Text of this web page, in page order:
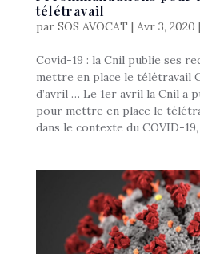
télétravail
par SOS AVOCAT | Avr 3, 2020 |
Covid-19 : la Cnil publie ses
mettre en place le télétravail
d’avril … Le 1er avril la Cnil a
pour mettre en place le
dans le contexte du COVID-